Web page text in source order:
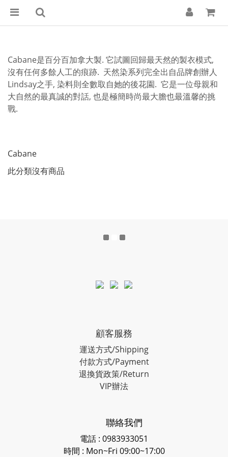
Cabane是百分百加拿大製. 它試圖回歸最天然的製衣模式,
沒有任何多餘人工的痕跡. 天然染系列完全出自品牌創辦人
Lindsay之手, 染料則全數取自她的後花園. 它是一位母親和
大自然的最真誠的對話, 也是極簡時尚最大膽也最溫馨的挑
戰.
Cabane
此分類沒有商品
顧客服務
運送方式/Shipping
付款方式/Payment
退換貨政策/Return
VIP辦法
聯絡我們
電話 : 0983933051
時間 : Mon~Fri 09:00~17:00